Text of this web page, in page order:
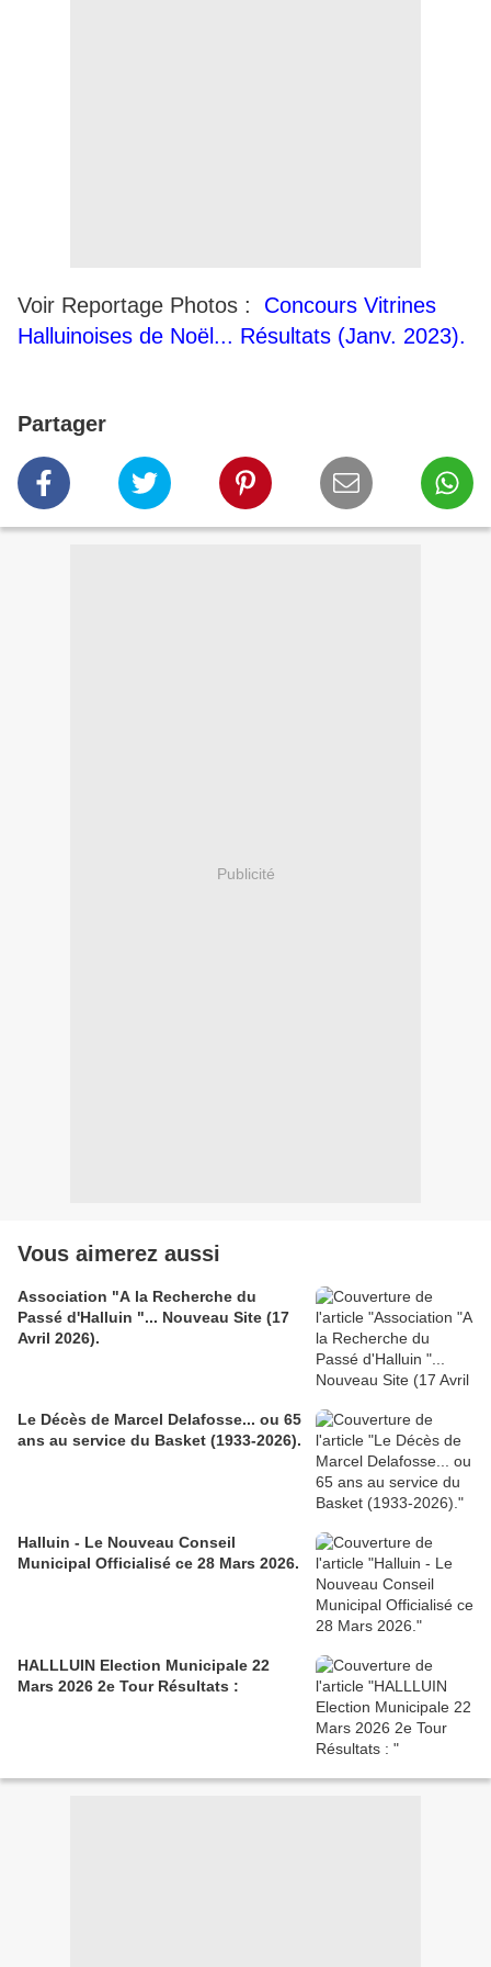
Voir Reportage Photos : Concours Vitrines
Halluinoises de Noël... Résultats (Janv. 2023).
Partager
Publicité
Vous aimerez aussi
Association "A la Recherche du
Passé d'Halluin "... Nouveau Site (17
Avril 2026).
Le Décès de Marcel Delafosse... ou 65
ans au service du Basket (1933-2026).
Halluin - Le Nouveau Conseil
Municipal Officialisé ce 28 Mars 2026.
HALLLUIN Election Municipale 22
Mars 2026 2e Tour Résultats :